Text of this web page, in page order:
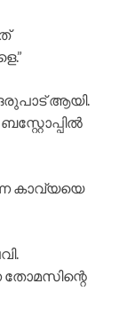
ആയി.
കാവ്യയെ
തോമസിന്റെ